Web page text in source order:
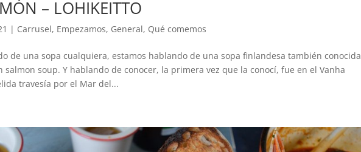
– LOHIKEITTO
| Carrusel, Empezamos, General, Qué comemos
de una sopa cualquiera, estamos hablando de una sopa finlandesa también conocida
soup. Y hablando de conocer, la primera vez que la conocí, fue en el Vanha
travesía por el Mar del...